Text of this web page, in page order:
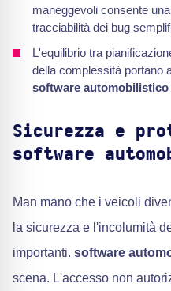
maneggevoli consente
tracciabilità dei bug
L'equilibrio tra
della complessità portano
software automobilistico
Sicurezza e
software
Man mano che i veicoli
la sicurezza e l'incolumità
importanti. software
scena. L'accesso non